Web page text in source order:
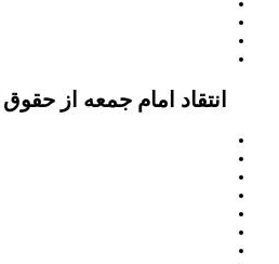
انتقاد امام جمعه از